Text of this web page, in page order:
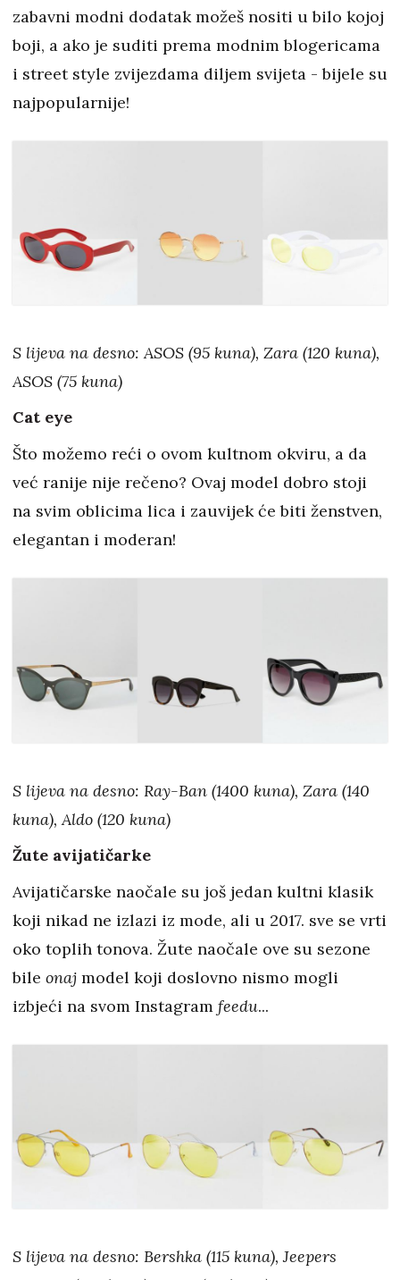
zabavni modni dodatak možeš nositi u bilo kojoj
boji, a ako je suditi prema modnim blogericama
i street style zvijezdama diljem svijeta - bijele su
najpopularnije!
S lijeva na desno: ASOS (95 kuna), Zara (120 kuna),
ASOS (75 kuna)
Cat eye
Što možemo reći o ovom kultnom okviru, a da
već ranije nije rečeno? Ovaj model dobro stoji
na svim oblicima lica i zauvijek će biti ženstven,
elegantan i moderan!
S lijeva na desno: Ray-Ban (1400 kuna), Zara (140
kuna), Aldo (120 kuna)
Žute avijatičarke
Avijatičarske naočale su još jedan kultni klasik
koji nikad ne izlazi iz mode, ali u 2017. sve se vrti
oko toplih tonova. Žute naočale ove su sezone
bile onaj model koji doslovno nismo mogli
izbjeći na svom Instagram feedu...
S lijeva na desno: Bershka (115 kuna), Jeepers